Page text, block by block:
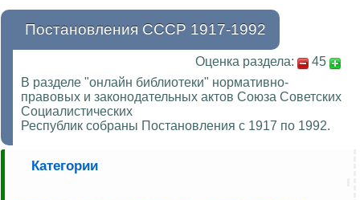
Постановления СССР 1917-1992
Оценка раздела:
45
В разделе "онлайн библиотеки" нормативно-
правовых и законодательных актов Союза Советских
Социалистических
Республик собраны Постановления с 1917 по 1992.
Категории